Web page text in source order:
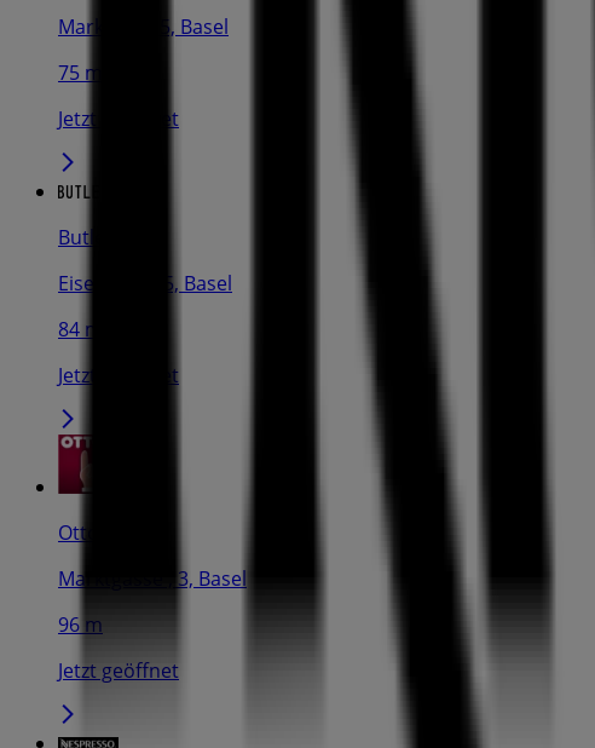
Marktplatz 5, Basel
75 m
Jetzt geöffnet
Butlers
Eisengasse 5, Basel
84 m
Jetzt geöffnet
Otto's
Marktgasse , 3, Basel
96 m
Jetzt geöffnet